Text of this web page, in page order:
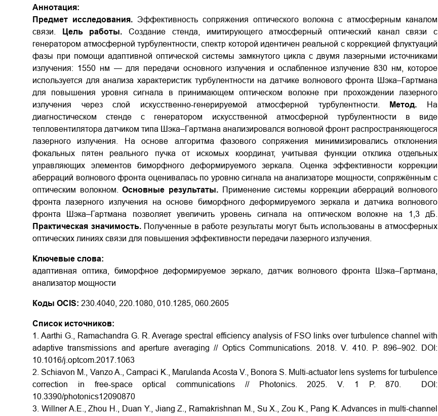
Аннотация:
Предмет исследования.Эффективность сопряжения оптического волокна с атмосферным каналом
связи.
Цель работы. Создание стенда, имитирующего атмосферный оптический канал связи с
генератором атмосферной турбулентности, спектр которой идентичен реальной с коррекцией флуктуаций
фазы при помощи адаптивной оптической системы замкнутого цикла с двумя лазерными источниками
излучения: 1550 нм — для передачи основного излучения и ослабленное излучение 830 нм, которое
используется для анализа характеристик турбулентности на датчике волнового фронта Шэка–Гартмана
для повышения уровня сигнала в принимающем оптическом волокне при прохождении лазерного
излучения через слой искусственно-генерируемой атмосферной турбулентности.
Метод. На
диагностическом стенде с генератором искусственной атмосферной турбулентности в виде
тепловентилятора датчиком типа Шэка–Гартмана анализировался волновой фронт распространяющегося
лазерного излучения. На основе алгоритма фазового сопряжения минимизировались отклонения
фокальных пятен реального пучка от искомых координат, учитывая функции отклика отдельных
управляющих элементов биморфного деформируемого зеркала. Оценка эффективности коррекции
аберраций волнового фронта оценивалась по уровню сигнала на анализаторе мощности, сопряжённым с
оптическим волокном.Основные результаты.Применение системы коррекции аберраций волнового
фронта лазерного излучения на основе биморфного деформируемого зеркала и датчика волнового
фронта Шэка–Гартмана позволяет увеличить уровень сигнала на оптическом волокне на 1,3 дБ.
Практическая значимость.Полученные в работе результаты могут быть использованы в атмосферных
оптических линиях связи для повышения эффективности передачи лазерного излучения.
Ключевые слова:
адаптивная оптика, биморфное деформируемое зеркало, датчик волнового фронта Шэка–Гартмана,
анализатор мощности
Коды OCIS: 230.4040, 220.1080, 010.1285, 060.2605
Список источников:
1. Aarthi G., Ramachandra G. R. Average spectral efficiency analysis of FSO links over turbulence channel with
adaptive transmissions and aperture averaging // Optics Communications. 2018. V. 410. P. 896–902.
DOI:
10.1016/j.optcom.2017.1063
2. Schiavon M., Vanzo A., Campaci K., Marulanda Acosta V., Bonora S. Multi-actuator lens systems for turbulence
correction in free-space optical communications // Photonics. 2025. V. 1 P. 870.
DOI:
10.3390/photonics12090870
3. Willner A.E., Zhou H., Duan Y., Jiang Z., Ramakrishnan M., Su X., Zou K., Pang K. Advances in multi-channel